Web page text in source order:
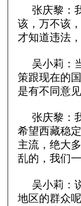
张庆黎：
该，万不该
才知道违法
吴小莉：
策跟现在的
是有不同意
张庆黎：
希望西藏稳
主流，绝大
乱的，我们
吴小莉：
地区的群众